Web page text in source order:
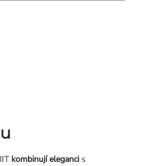
kombinují eleganci s